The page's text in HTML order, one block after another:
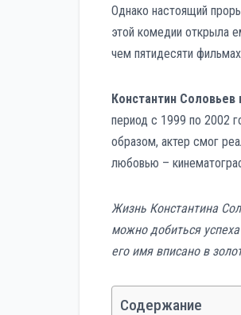
Однако настоящий
этой комедии открыла
чем пятидесяти
Константин
период с 1999 по 2002
образом, актер смог
любовью –
Жизнь Константина
можно добиться
его имя вписано в
Содержание